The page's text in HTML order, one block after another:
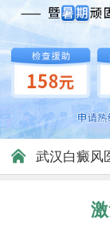
武汉白癜风